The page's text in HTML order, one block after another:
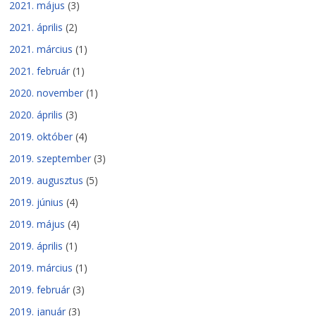
2021. május (3)
2021. április (2)
2021. március (1)
2021. február (1)
2020. november (1)
2020. április (3)
2019. október (4)
2019. szeptember (3)
2019. augusztus (5)
2019. június (4)
2019. május (4)
2019. április (1)
2019. március (1)
2019. február (3)
2019. január (3)